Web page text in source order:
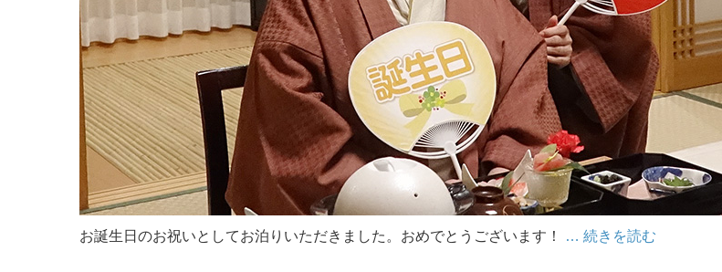
お誕生日のお祝いとしてお泊りいただきました。おめでとうございます！ … 続きを読む